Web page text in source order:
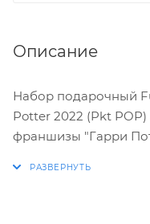
Описание
Набор подарочный
Potter 2022 (Pkt
франшизы "Гарри